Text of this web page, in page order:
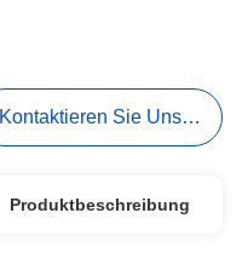
Kontaktieren Sie Uns Jetzt
Produktbeschreibung